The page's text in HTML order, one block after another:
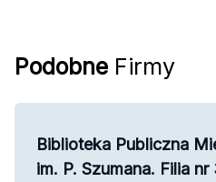
Podobne Firmy
Biblioteka Publiczna
im. P. Szumana. Filia nr